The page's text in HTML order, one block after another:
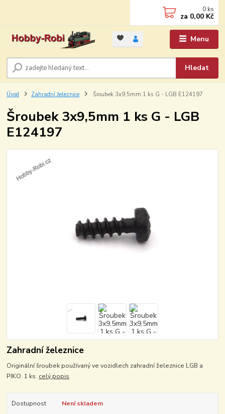
Menu
Hledat
0 ks
za 0,00 Kč
Úvod Zahradní železnice Šroubek 3x9,5mm 1 ks G - LGB E124197
Šroubek 3x9,5mm 1 ks G - LGB
E124197
Zahradní železnice
Originální šroubek používaný ve vozidlech zahradní železnice LGB a
PIKO. 1 ks. celý popis
Dostupnost Není skladem